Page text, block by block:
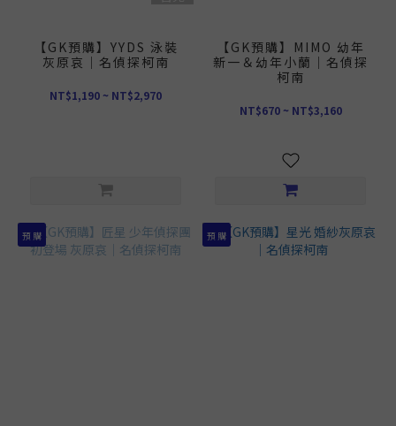
【GK預購】YYDS 泳裝
灰原哀｜名偵探柯南
NT$1,190 ~ NT$2,970
【GK預購】MIMO 幼年
新一＆幼年小蘭｜名偵探
柯南
NT$670 ~ NT$3,160
預 購 預 購